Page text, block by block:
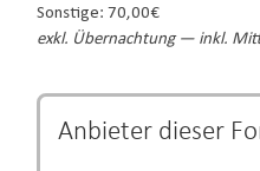
Sonstige: 70,00€
exkl. Übernachtung — inkl.
Anbieter dieser